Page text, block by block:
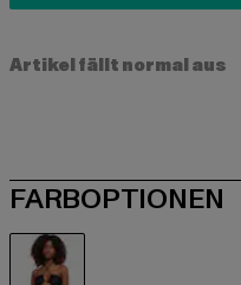
Artikel fällt normal aus
FARBOPTIONEN